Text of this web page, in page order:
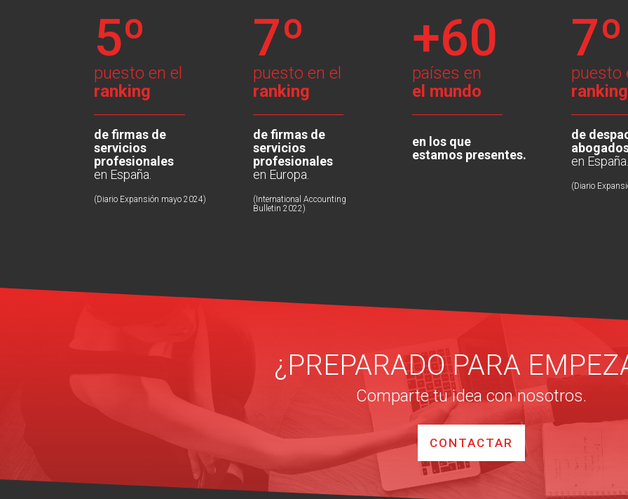
5º
puesto en el
ranking
de firmas de
servicios
profesionales
en España.
(Diario Expansión mayo 2024)
7º
puesto en el
ranking
de firmas de
servicios
profesionales
en Europa.
(International Accounting
Bulletin 2022)
+60
países en
el mundo
en los que
estamos presentes.
7º
puesto
ranking
de
en España.
(Diario
¿PREPARADO PARA
Comparte tu idea con nosotros.
CONTACTAR